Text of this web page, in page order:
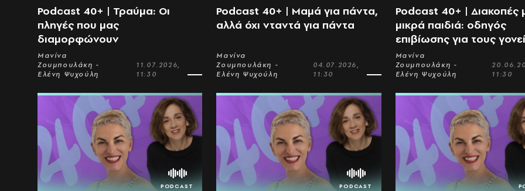
Podcast 40+ | Τραύμα: Οι
πληγές που μας
διαμορφώνουν
Μανίνα
Ζουμπουλάκη -
Ελένη Ψυχούλη
11.07.2026,
11:30
Podcast 40+ | Μαμά για πάντα,
αλλά όχι νταντά για πάντα
Μανίνα
Ζουμπουλάκη -
Ελένη Ψυχούλη
04.07.2026,
11:30
Podcast 40+ | Διακοπές
μικρά παιδιά: οδηγός
επιβίωσης για τους
Μανίνα
Ζουμπουλάκη -
Ελένη Ψυχούλη
11:30